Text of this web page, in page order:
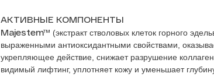
АКТИВНЫЕ КОМПОНЕНТЫ
Majestem™ (экстракт стволовых клеток горного
выраженными антиоксидантными свойствами,
укрепляющее действие, снижает разрушение
видимый лифтинг, уплотняет кожу и уменьшает